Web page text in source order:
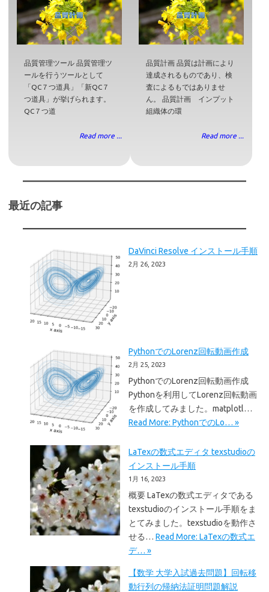
品質管理ツール 品質管理ツ
ールを行うツールとして
「QC７つ道具」「新QC７
つ道具」が挙げられます。
QC７つ道
Read more ...
品質計画 品質は計画により
達成されるものであり、検
査によるもではありませ
ん。 品質計画 インプット
組織体の環
Read more ...
最近の記事
DaVinci Resolve インストール手順
2月 26, 2023
PythonでのLorenz回転動画作成
2月 25, 2023
PythonでのLorenz回転動画作成
Pythonを利用してLorenz回転動画
を作成してみました。matplotl…
Read More: PythonでのLo… »
LaTexの数式エディタ texstudioの
インストール手順
1月 16, 2023
概要 LaTexの数式エディタである
texstudioのインストール手順をま
とてみました。texstudioを動作さ
せる… Read More: LaTexの数式エ
デ… »
【数学 大学入試過去問題】回転移
動行列の帰納法証明問題解説